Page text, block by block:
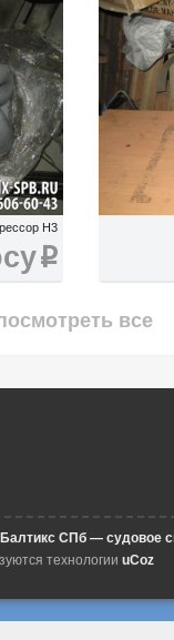
H3
i
все
Балтикс СПб — судовое
технологии uCoz